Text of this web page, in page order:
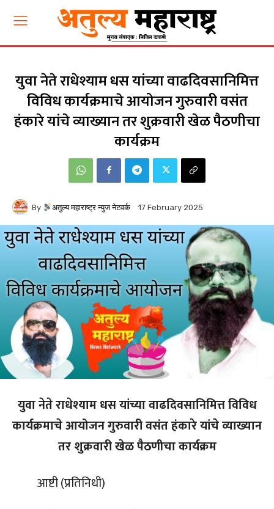
युवा नेते राधेश्याम धस यांच्या वाढदिवसानिमित्त
विविध कार्यक्रमाचे आयोजन गुरुवारी वसंत
हंकारे यांचे व्याख्यान तर शुक्रवारी खेळ पैठणीचा
कार्यक्रम
By अतुल्य महाराष्ट्र न्युज नेटवर्क 17 February 2025
युवा नेते राधेश्याम धस यांच्या वाढदिवसानिमित्त विविध
कार्यक्रमाचे आयोजन गुरुवारी वसंत हंकारे यांचे व्याख्यान
तर शुक्रवारी खेळ पैठणीचा कार्यक्रम
आष्टी (प्रतिनिधी)